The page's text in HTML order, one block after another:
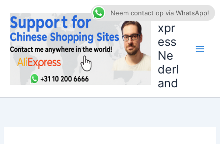
naar
inhoud
AliE
xpr
ess
Ne
derl
and
Neem contact op via WhatsApp!